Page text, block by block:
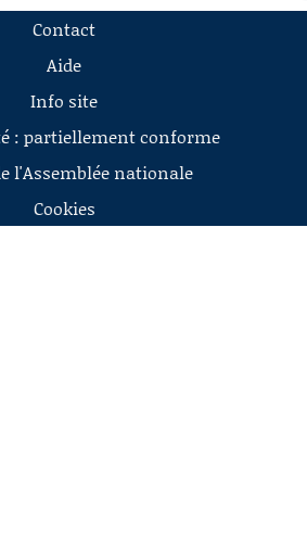
Contact
Aide
Info site
: partiellement conforme
l'Assemblée nationale
Cookies